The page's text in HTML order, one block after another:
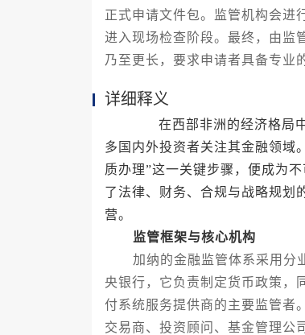
正式申请文件包。监管机构会进
进入现场检查阶段。最终，由监
乃至更长，要求申请者具备专业
详细释义
在西部非洲的经济格局中
多国内外投资者关注其金融领域
质办理”这一关键步骤，便成为
了法律、财务、合规与战略规划
营。
监管框架与核心机构
加纳的金融监管体系采用分业
央银行，它负责制定货币政策，
付系统服务提供商的主要监管者
交易商、投资顾问、基金管理公